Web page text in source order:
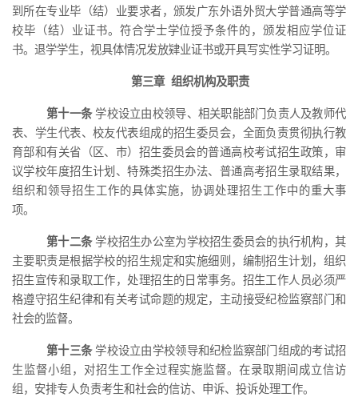
到所在专业毕（结）业要求者，颁发广东外语外贸大学普通高等学
校毕（结）业证书。符合学士学位授予条件的，颁发相应学位证
书。 退学学生，视具体情况发放肄业证书或开具写实性学习证明。
第三章 组织机构及职责
第十一条 学校设立由校领导、相关职能部门负责人及教师代
表、学生代表、校友代表组成的招生委员会，全面负责贯彻执行教
育部和有关省（区、市）招生委员会的普通高校考试招生政策，审
议学校年度招生计划、特殊类招生办法、普通高考招生录取结果，
组织和领导招生工作的具体实施，协调处理招生工作中的重大事
项。
第十二条 学校招生办公室为学校招生委员会的执行机构，其
主要职责是根据学校的招生规定和实施细则，编制招生计划，组织
招生宣传和录取工作，处理招生的日常事务。招生工作人员必须严
格遵守招生纪律和有关考试命题的规定，主动接受纪检监察部门和
社会的监督。
第十三条 学校设立由学校领导和纪检监察部门组成的考试招
生监督小组，对招生工作全过程实施监督。在录取期间成立信访
组，安排专人负责考生和社会的信访、申诉、投诉处理工作。